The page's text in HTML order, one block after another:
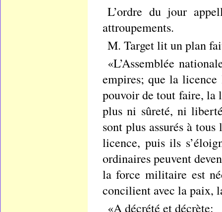
L’ordre du jour
attroupements.
M. Target lit un plan
«L’Assemblée
empires; que la
pouvoir de tout faire, la
plus ni sûreté, ni
sont plus assurés à
licence, puis ils
ordinaires peuvent
la force militaire est
concilient avec la paix,
«A décrété et décrète: